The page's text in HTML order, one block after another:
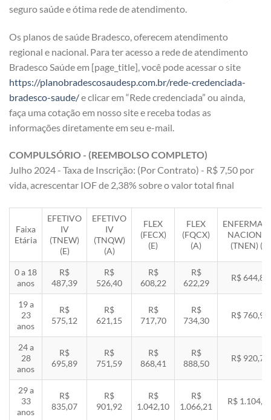
seguro saúde e ótima rede de atendimento.
Os planos de saúde Bradesco, oferecem atendimento
regional e nacional. Para ter acesso a rede de atendimento
Bradesco Saúde em [page_title], você pode acessar o site
https://planobradescosaudesp.com.br/rede-credenciada-
bradesco-saude/e clicar em “Rede credenciada” ou ainda,
faça uma cotação em nosso site e receba todas as
informações diretamente em seu e-mail.
COMPULSÓRIO - (REEMBOLSO COMPLETO)
Julho 2024 - Taxa de Inscrição: (Por Contrato) - R$ 7,50 por
vida, acrescentar IOF de 2,38% sobre o valor total final
Faixa
Etária
EFETIVO
IV
(TNEW)
(E)
EFETIVO
IV
(TNQW)
(A)
FLEX
(FECX)
(E)
FLEX
(FQCX)
(A)
(TNEN) (E)
0 a 18
anos
R$
487,39
R$
526,40
R$
608,22
R$
622,29
R$ 644,85
19 a
23
anos
R$
575,12
R$
621,15
R$
717,70
R$
734,30
R$ 760,92
24 a
28
anos
R$
695,89
R$
751,59
R$
868,41
R$
888,50
R$ 920,71
29 a
33
anos
R$
835,07
R$
901,92
R$
1.042,10
R$
1.066,21
R$